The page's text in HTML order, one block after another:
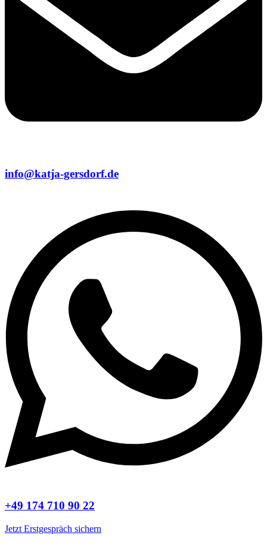
info@katja-gersdorf.de
+49 174 710 90 22
Jetzt Erstgespräch sichern